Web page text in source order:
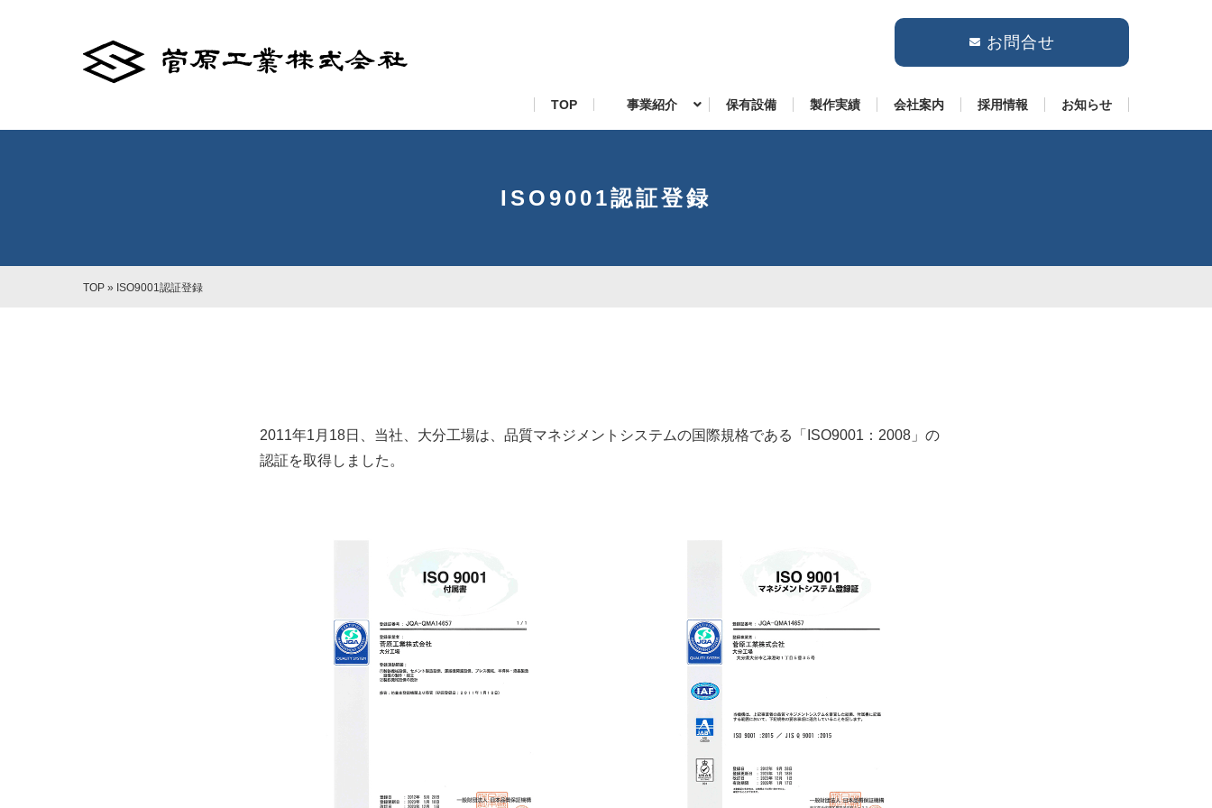
TOP 事業紹介 保有設備 製作実績 会社案内 採用情報 お知らせ
お問合せ
ISO9001認証登録
TOP » ISO9001認証登録
2011年1月18日、当社、大分工場は、品質マネジメントシステムの国際規格である「ISO9001：2008」の
認証を取得しました。